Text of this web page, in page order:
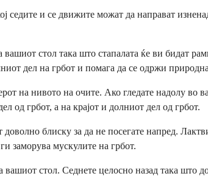
седите и се движите можат да направат
вашиот стол така што стапалата ќе ви бидат
дел на грбот и помага да се одржи
на нивото на очите. Ако гледате надолу
од грбот, а на крајот и долниот дел од грбот.
доволно блиску за да не посегате напред.
заморува мускулите на грбот.
вашиот стол. Седнете целосно назад така што